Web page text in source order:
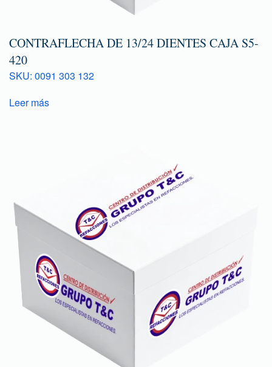
CONTRAFLECHA DE 13/24 DIENTES CAJA S5-
420
SKU: 0091 303 132
Leer más